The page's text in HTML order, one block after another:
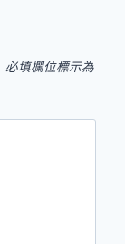
必填欄位標示為